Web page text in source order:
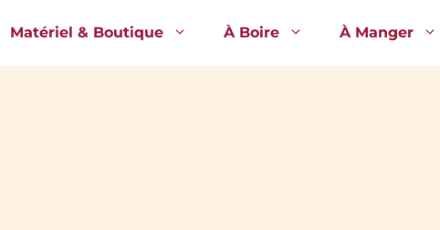
Matériel & Boutique À Boire À Manger